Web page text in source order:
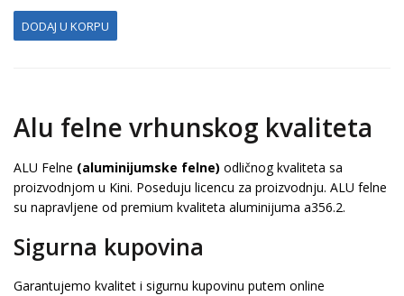
DODAJ U KORPU
Alu felne vrhunskog kvaliteta
ALU Felne (aluminijumske felne) odličnog kvaliteta sa
proizvodnjom u Kini. Poseduju licencu za proizvodnju. ALU felne
su napravljene od premium kvaliteta aluminijuma a356.2.
Sigurna kupovina
Garantujemo kvalitet i sigurnu kupovinu putem online